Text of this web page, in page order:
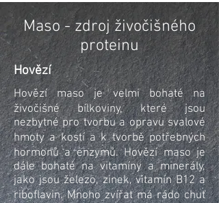
Maso - zdroj živočišného
proteinu
Hovězí
Hovězí maso je velmi bohaté na
živočišné bílkoviny, které jsou
nezbytné pro tvorbu a opravu svalové
hmoty a kostí a k tvorbě potřebných
hormonů a enzymů. Hovězí maso je
dále bohaté na vitamíny a minerály,
jako jsou železo, zinek, vitamín B12 a
riboflavin. Mnoho zvířat má rádo chuť